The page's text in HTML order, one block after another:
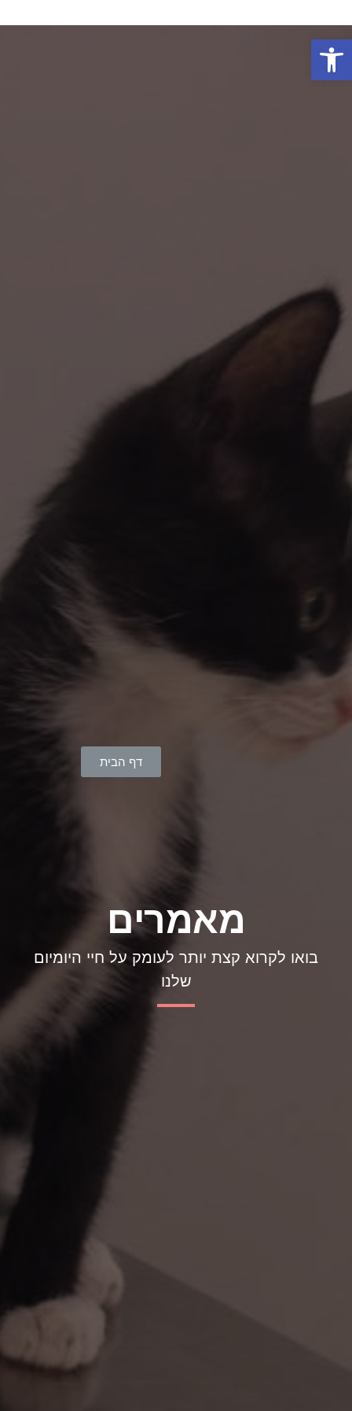
פתח סרגל נגישות
מאמרים
בואו לקרוא קצת יותר לעומק על חיי היומיום
שלנו
דף הבית